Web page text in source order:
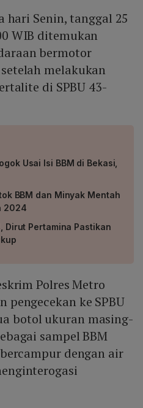
hari Senin, tanggal 25
WIB ditemukan
bermotor
melakukan
di SPBU 43-
Usai Isi BBM di Bekasi,
BBM dan Minyak Mentah
2024
Dirut Pertamina Pastikan
Polres Metro
pengecekan ke SPBU
botol ukuran masing-
sampel BBM
dengan air